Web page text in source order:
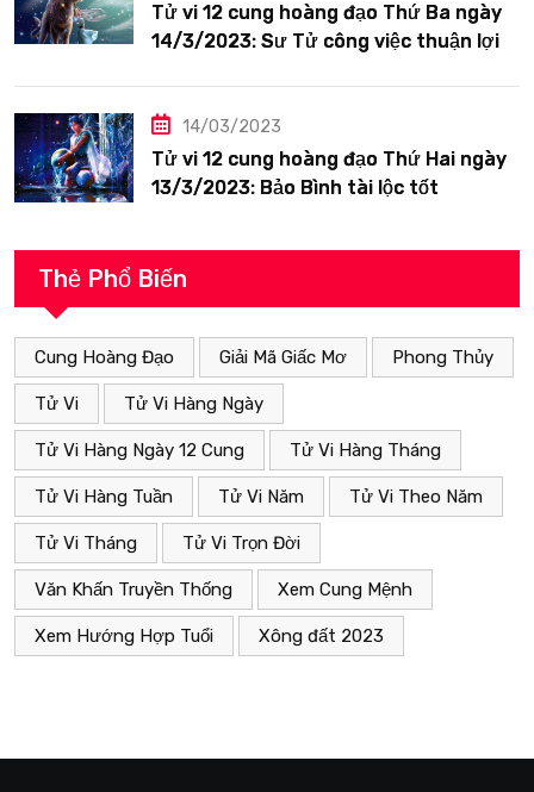
Tử vi 12 cung hoàng đạo Thứ Ba ngày
14/3/2023: Sư Tử công việc thuận lợi
14/03/2023
Tử vi 12 cung hoàng đạo Thứ Hai ngày
13/3/2023: Bảo Bình tài lộc tốt
Thẻ Phổ Biến
Cung Hoàng Đạo Giải Mã Giấc Mơ Phong Thủy
Tử Vi Tử Vi Hàng Ngày
Tử Vi Hàng Ngày 12 Cung Tử Vi Hàng Tháng
Tử Vi Hàng Tuần Tử Vi Năm Tử Vi Theo Năm
Tử Vi Tháng Tử Vi Trọn Đời
Văn Khấn Truyền Thống Xem Cung Mệnh
Xem Hướng Hợp Tuổi Xông đất 2023